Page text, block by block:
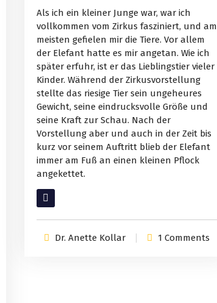
Als ich ein kleiner Junge war, war ich
vollkommen vom Zirkus fasziniert, und am
meisten gefielen mir die Tiere. Vor allem
der Elefant hatte es mir angetan. Wie ich
später erfuhr, ist er das Lieblingstier vieler
Kinder. Während der Zirkusvorstellung
stellte das riesige Tier sein ungeheures
Gewicht, seine eindrucksvolle Größe und
seine Kraft zur Schau. Nach der
Vorstellung aber und auch in der Zeit bis
kurz vor seinem Auftritt blieb der Elefant
immer am Fuß an einen kleinen Pflock
angekettet.
Read More
Dr. Anette Kollar 1 Comments